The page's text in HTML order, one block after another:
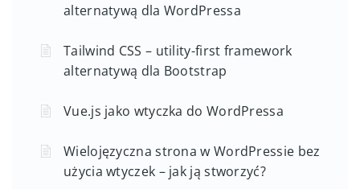
alternatywą dla WordPressa
Tailwind CSS – utility-first framework
alternatywą dla Bootstrap
Vue.js jako wtyczka do WordPressa
Wielojęzyczna strona w WordPressie bez
użycia wtyczek – jak ją stworzyć?